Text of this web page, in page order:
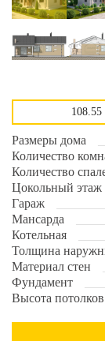
108.55
Размеры дома
Количество
Количество
Цокольный этаж
Гараж
Мансарда
Котельная
Толщина
Материал стен
Фундамент
Высота